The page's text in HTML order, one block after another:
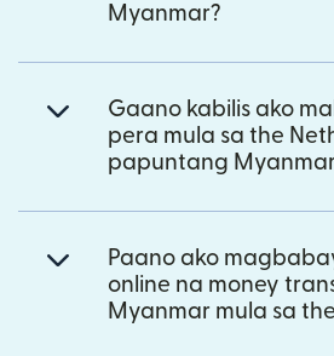
Myanmar?
Gaano kabilis ako
pera mula sa the
papuntang
Paano ako
online na money
Myanmar mula sa